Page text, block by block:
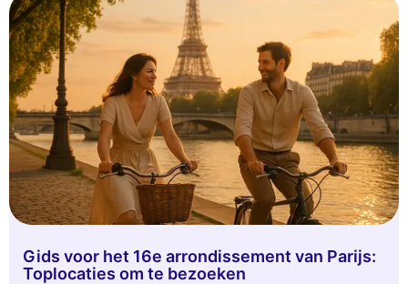
Gids voor het 16e arrondissement van Parijs:
Toplocaties om te bezoeken